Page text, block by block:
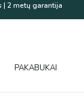
| 2 metų garantija
PAKABUKAI